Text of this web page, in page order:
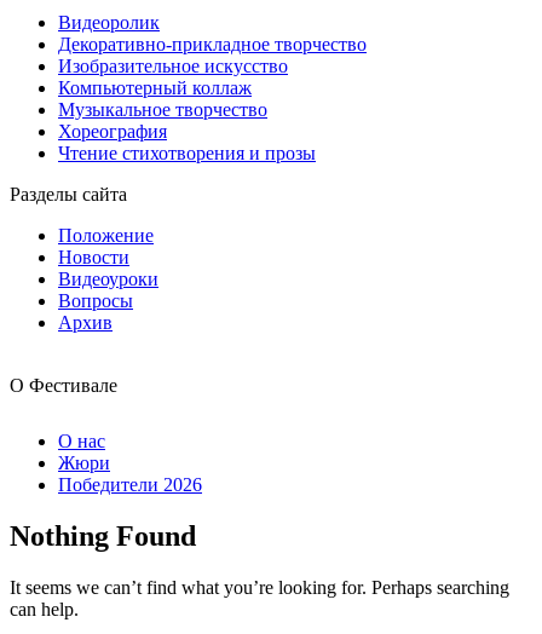
Видеоролик
Декоративно-прикладное творчество
Изобразительное искусство
Компьютерный коллаж
Музыкальное творчество
Хореография
Чтение стихотворения и прозы
Разделы сайта
Положение
Новости
Видеоуроки
Вопросы
Архив
О Фестивале
О нас
Жюри
Победители 2026
Nothing Found
It seems we can’t find what you’re looking for. Perhaps searching
can help.